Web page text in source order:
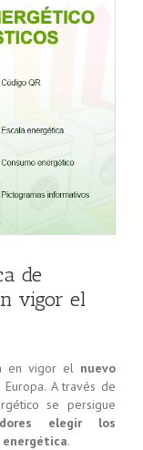
de
vigor el
en vigor el nuevo
Europa. A través de
se persigue
elegir los
.